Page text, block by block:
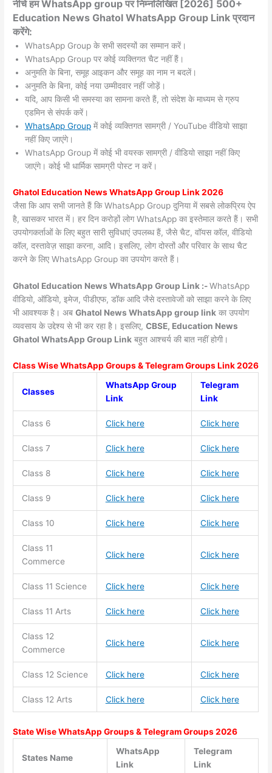
नीचे हम WhatsApp group पर निम्नलिखित [2026] 500+
Education News Ghatol WhatsApp Group Link प्रदान
करेंगे:
WhatsApp Group के सभी सदस्यों का सम्मान करें।
WhatsApp Group पर कोई व्यक्तिगत चैट नहीं हैं।
अनुमति के बिना, समूह आइकन और समूह का नाम न बदलें।
अनुमति के बिना, कोई नया उम्मीदवार नहीं जोड़ें।
यदि, आप किसी भी समस्या का सामना करते हैं, तो संदेश के माध्यम से ग्रुप
एडमिन से संपर्क करें।
WhatsApp Group में कोई व्यक्तिगत सामग्री / YouTube वीडियो साझा
नहीं किए जाएंगे।
WhatsApp Group में कोई भी वयस्क सामग्री / वीडियो साझा नहीं किए
जाएंगे। कोई भी धार्मिक सामग्री पोस्ट न करें।
GhatolEducation News WhatsApp Group Link 2026
जैसा कि आप सभी जानते हैं कि WhatsApp Group दुनिया में सबसे लोकप्रिय ऐप
है, खासकर भारत में। हर दिन करोड़ों लोग WhatsApp का इस्तेमाल करते हैं। सभी
उपयोगकर्ताओं के लिए बहुत सारी सुविधाएं उपलब्ध हैं, जैसे चैट, वॉयस कॉल, वीडियो
कॉल, दस्तावेज़ साझा करना, आदि। इसलिए, लोग दोस्तों और परिवार के साथ चैट
करने के लिए WhatsApp Group का उपयोग करते हैं।
Ghatol Education News WhatsApp Group Link :-WhatsApp
वीडियो, ऑडियो, इमेज, पीडीएफ, डॉक आदि जैसे दस्तावेजों को साझा करने के लिए
भी आवश्यक है। अबGhatol NewsWhatsApp group link का उपयोग
व्यवसाय के उद्देश्य से भी कर रहा है। इसलिए,CBSE, Education News
Ghatol WhatsApp Group Link बहुत आश्चर्य की बात नहीं होगी।
Class Wise WhatsApp Groups & Telegram Groups Link 2026
Classes
WhatsApp Group
Link
Telegram
Link
Class 6 Click here Click here
Class 7 Click here Click here
Class 8 Click here Click here
Class 9 Click here Click here
Class 10 Click here Click here
Class 11
Commerce
Click here Click here
Class 11 Science Click here Click here
Class 11 Arts Click here Click here
Class 12
Commerce
Click here Click here
Class 12 Science Click here Click here
Class 12 Arts Click here Click here
State Wise WhatsApp Groups & Telegram Groups 2026
States Name
WhatsApp
Link
Telegram
Link